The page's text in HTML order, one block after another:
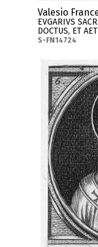
Valesio
EVGARIVS
DOCTUS, ET
S-FN14724